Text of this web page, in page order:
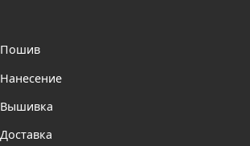
Пошив
Нанесение
Вышивка
Доставка